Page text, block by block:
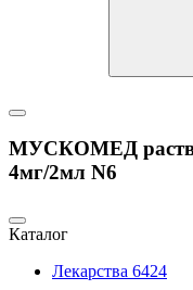
МУСКОМЕД
4мг/2мл N6
Каталог
Лекарства 6424